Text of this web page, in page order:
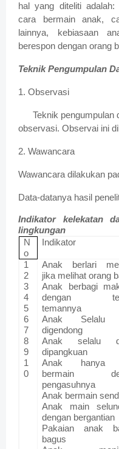
hal yang diteliti
cara bermain anak,
lainnya, kebiasaan
berespon dengan orang
Teknik Pengumpulan
1. Observasi
Teknik pengumpulan
observasi. Observai ini
2. Wawancara
Wawancara dilakukan
Data-datanya hasil
Indikator kelekatan
lingkungan
N
o
Indikator
1
2
3
4
5
6
7
8
9
1
0
Anak berlari
jika melihat orang
Anak berbagi
dengan
temannya
Anak Selalu
digendong
Anak selalu
dipangkuan
Anak hanya
bermain
pengasuhnya
Anak bermain
Anak main
dengan bergantian
Pakaian anak
bagus